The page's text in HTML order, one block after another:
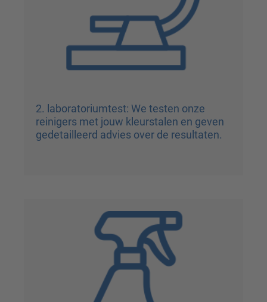
2. laboratoriumtest: We testen onze
reinigers met jouw kleurstalen en geven
gedetailleerd advies over de resultaten.